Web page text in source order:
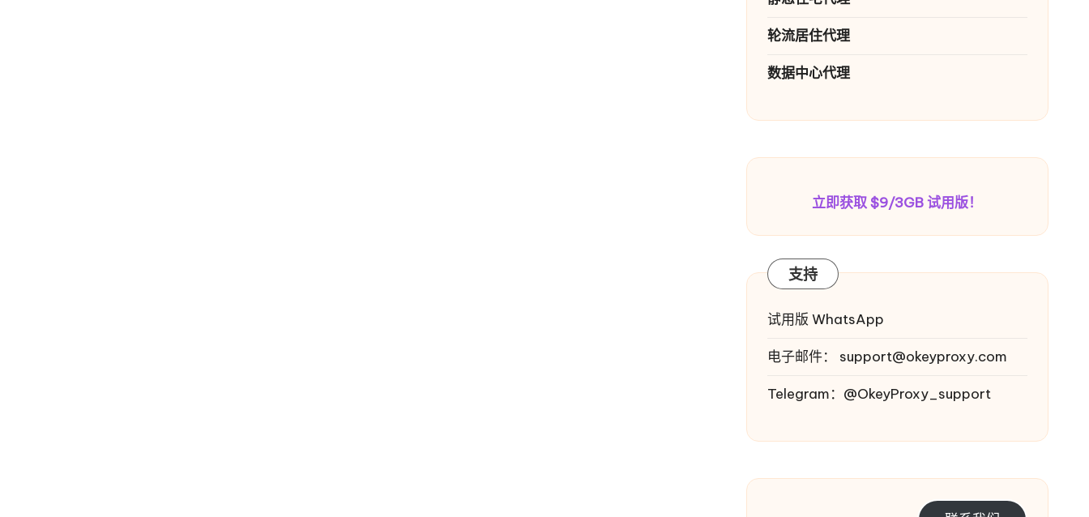
轮流居住代理
数据中心代理
立即获取 $9/3GB 试用版！
支持
试用版 WhatsApp
电子邮件： support@okeyproxy.com
Telegram：@OkeyProxy_support